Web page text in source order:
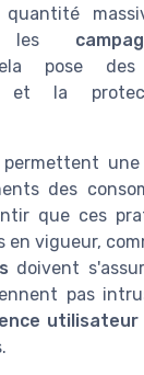
les
pose
et la
permettent une
des
que ces
vigueur,
doivent
pas
utilisateur